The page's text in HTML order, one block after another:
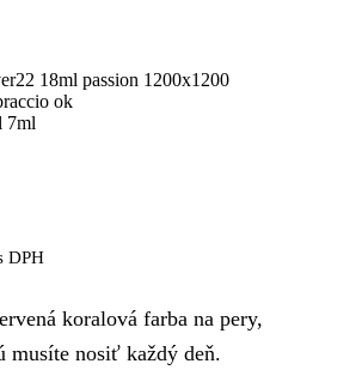
€
DPH
koralová farba na pery,
musíte nosiť každý deň.